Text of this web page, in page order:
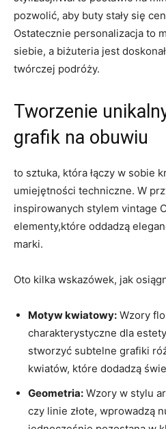
pozwolić, aby buty stały się
Ostatecznie personalizacja to
siebie, a biżuteria jest
twórczej podróży.
Tworzenie
grafik na obuwiu
to sztuka, która łączy w sobie
umiejętności techniczne. W
inspirowanych stylem vintage
elementy,które oddadzą
marki.
Oto kilka wskazówek, jak
Motyw kwiatowy: Wzory
charakterystyczne dla
stworzyć subtelne grafiki
kwiatów, które dodadzą
Geometria: Wzory w stylu
czy linie złote, wprowadzą